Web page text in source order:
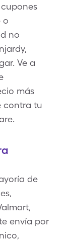
o
no
Ve a
más
contra tu
de
envía por